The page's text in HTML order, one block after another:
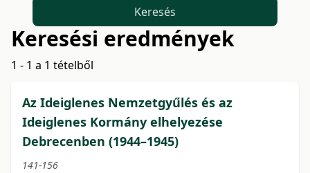
Keresés
Keresési eredmények
1 - 1 a 1 tételből
Az Ideiglenes Nemzetgyűlés és az
Ideiglenes Kormány elhelyezése
Debrecenben (1944–1945)
141-156